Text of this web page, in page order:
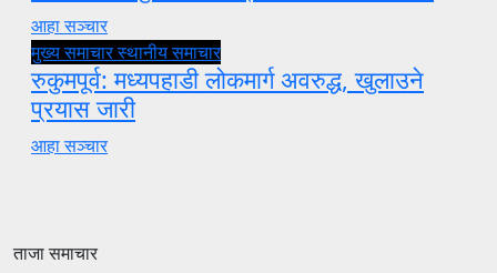
आहा सञ्चार
मुख्य समाचारस्थानीय समाचार
रुकुमपूर्व: मध्यपहाडी लोकमार्ग अवरुद्ध, खुलाउने
प्रयास जारी
आहा सञ्चार
ताजा समाचार